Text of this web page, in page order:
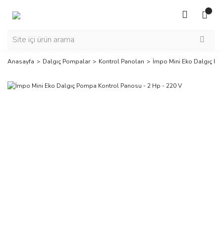
Anasayfa Dalgıç Pompalar Kontrol Panoları İmpo Mini Eko Dalgıç